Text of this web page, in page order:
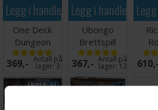
Legg i handlekurven
One Deck
Dungeon
Kortspill
369,- Antall på
lager:3
Legg i handlekurven
Ubongo
Brettspill
(Norsk
utgave)
367,- Antall på
lager: 12 610,-